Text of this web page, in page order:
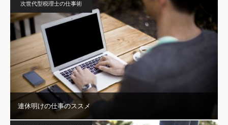
次世代型税理士の仕事術
連休明けの仕事のススメ